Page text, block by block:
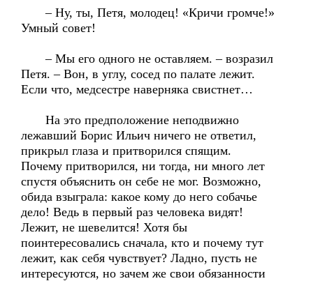
– Ну, ты, Петя, молодец! «Кричи громче!»
Умный совет!
– Мы его одного не оставляем. – возразил
Петя. – Вон, в углу, сосед по палате лежит.
Если что, медсестре наверняка свистнет…
На это предположение неподвижно
лежавший Борис Ильич ничего не ответил,
прикрыл глаза и притворился спящим.
Почему притворился, ни тогда, ни много лет
спустя объяснить он себе не мог. Возможно,
обида взыграла: какое кому до него собачье
дело! Ведь в первый раз человека видят!
Лежит, не шевелится! Хотя бы
поинтересовались сначала, кто и почему тут
лежит, как себя чувствует? Ладно, пусть не
интересуются, но зачем же свои обязанности